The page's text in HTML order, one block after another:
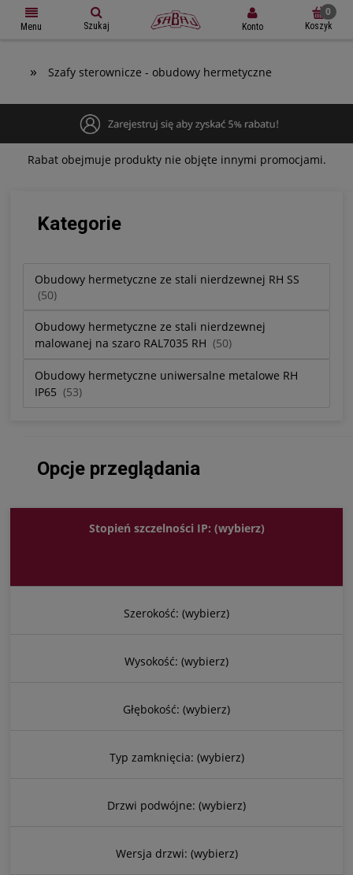
Menu Szukaj Konto Koszyk
» Szafy sterownicze - obudowy hermetyczne
Rabat obejmuje produkty nie objęte innymi promocjami.
Kategorie
Obudowy hermetyczne ze stali nierdzewnej RH SS
(50)
Obudowy hermetyczne ze stali nierdzewnej
malowanej na szaro RAL7035 RH (50)
Obudowy hermetyczne uniwersalne metalowe RH
IP65 (53)
Opcje przeglądania
Stopień szczelności IP: (wybierz)
Szerokość: (wybierz)
Wysokość: (wybierz)
Głębokość: (wybierz)
Typ zamknięcia: (wybierz)
Drzwi podwójne: (wybierz)
Wersja drzwi: (wybierz)